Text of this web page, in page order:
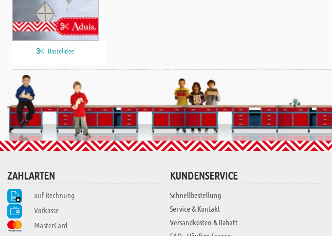
Bastelidee
ZAHLARTEN
auf Rechnung
Vorkasse
MasterCard
KUNDENSERVICE
Schnellbestellung
Service & Kontakt
Versandkosten & Rabatt